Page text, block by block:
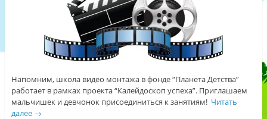
Напомним, школа видео монтажа в фонде “Планета Детства”
работает в рамках проекта “Калейдоскоп успеха”. Приглашаем
мальчишек и девчонок присоединиться к занятиям! Читать
далее →